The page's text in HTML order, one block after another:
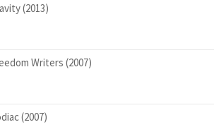
(2013)
Writers (2007)
(2007)